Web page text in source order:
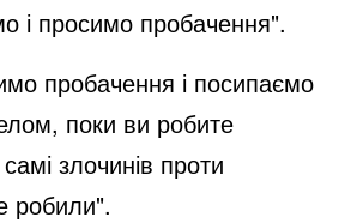
і просимо пробачення".
пробачення і посипаємо
поки ви робите
злочинів проти
робили".